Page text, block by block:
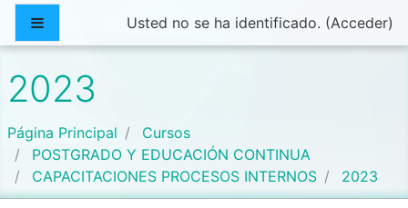
Salta al contenido principal
Panel lateralUsted no se ha identificado. (Acceder)
2023
Página Principal
Cursos
POSTGRADO Y EDUCACIÓN CONTINUA
CAPACITACIONES PROCESOS INTERNOS
2023